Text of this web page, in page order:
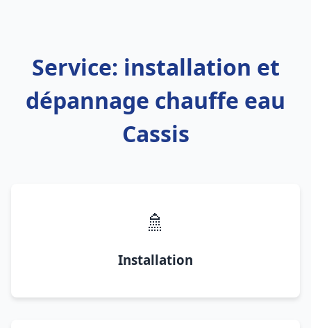
Service: installation et
dépannage chauffe eau
Cassis
🚿
Installation